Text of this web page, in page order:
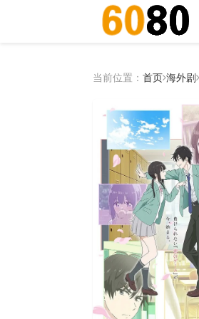
当前位置： 首页 海外剧